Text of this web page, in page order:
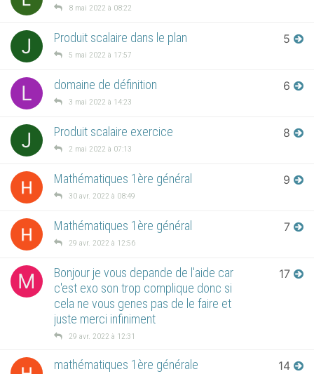
8 mai 2022 à 08:22
J Produit scalaire dans le plan
5 mai 2022 à 17:57
5
L domaine de définition
3 mai 2022 à 14:23
6
J Produit scalaire exercice
2 mai 2022 à 07:13
8
Mathématiques 1ère général
30 avr. 2022 à 08:49
9
Mathématiques 1ère général
29 avr. 2022 à 12:56
7
M
Bonjour je vous depande de l'aide car
c'est exo son trop complique donc si
cela ne vous genes pas de le faire et
juste merci infiniment
29 avr. 2022 à 12:31
17
mathématiques 1ère générale 14